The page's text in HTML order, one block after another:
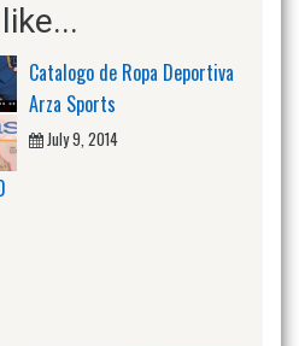
Catalogo de Ropa Deportiva
Arza Sports
July 9, 2014